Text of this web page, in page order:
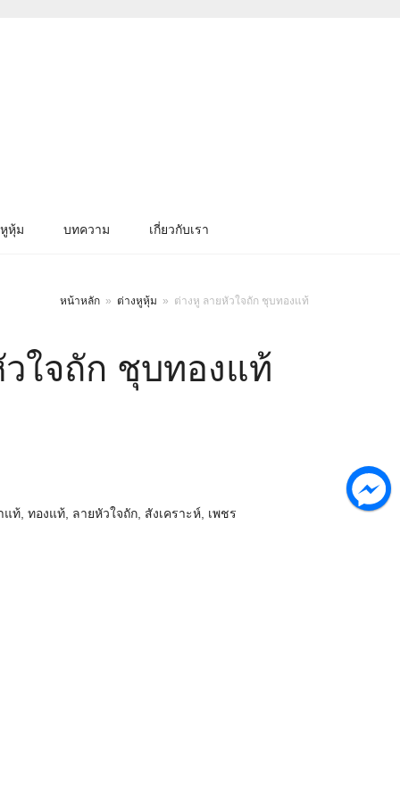
หุ้ม บทความ เกี่ยวกับเรา
หน้าหลัก » ต่างหูหุ้ม » ต่างหู ลายหัวใจถัก ชุบทองแท้
ใจถัก ชุบทองแท้
แท้ ทองแท้ ลายหัวใจถัก สังเคราะห์ เพชร